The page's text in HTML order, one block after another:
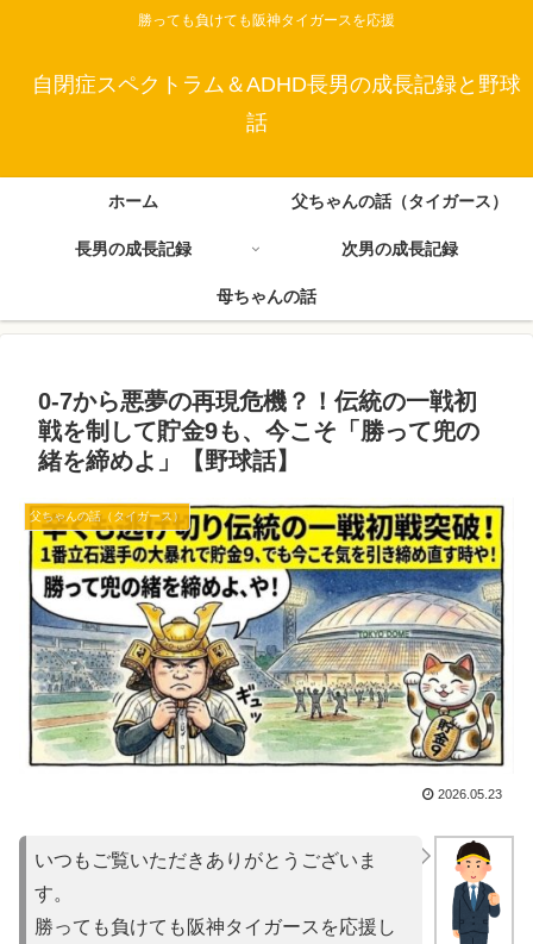
勝っても負けても阪神タイガースを応援
自閉症スペクトラム＆ADHD長男の成長記録と野球
話
ホーム 父ちゃんの話（タイガース）
長男の成長記録 次男の成長記録
母ちゃんの話
0-7から悪夢の再現危機？！伝統の一戦初
戦を制して貯金9も、今こそ「勝って兜の
緒を締めよ」【野球話】
父ちゃんの話（タイガース）
2026.05.23
いつもご覧いただきありがとうございま
す。
勝っても負けても阪神タイガースを応援し